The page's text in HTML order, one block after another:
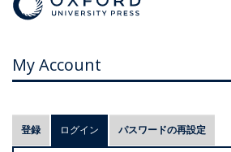
My Account
プ
ラ
登録 ログイン (アクティブなタブ)
パスワードの再設定